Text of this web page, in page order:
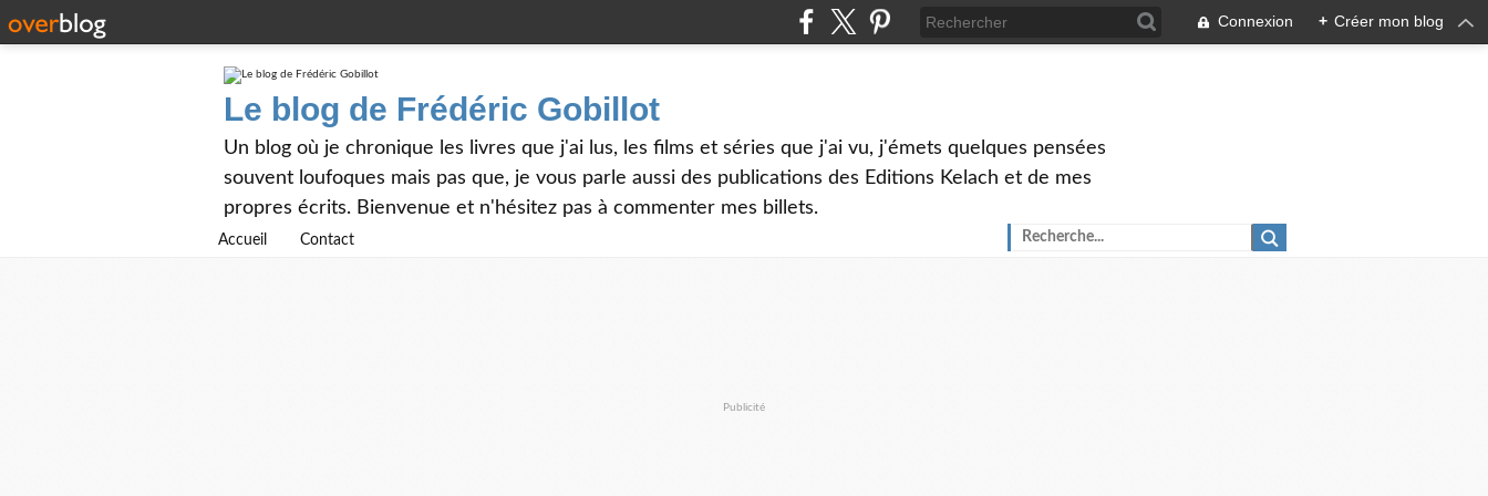
Connexion + Créer mon blog
Le blog de Frédéric Gobillot
Un blog où je chronique les livres que j'ai lus, les films et séries que j'ai vu, j'émets quelques pensées
souvent loufoques mais pas que, je vous parle aussi des publications des Editions Kelach et de mes
propres écrits. Bienvenue et n'hésitez pas à commenter mes billets.
Accueil Contact
Publicité